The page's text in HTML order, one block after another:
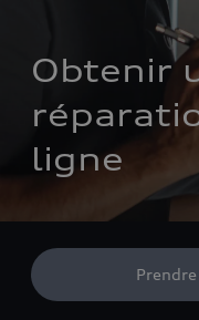
Obtenir
ligne